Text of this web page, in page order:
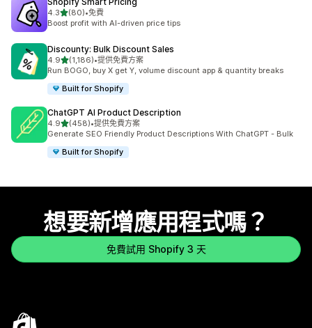
4.3滿分 5 顆星
(80)
共有 80 則評價
•免費
Boost profit with AI-driven price tips
Discounty: Bulk Discount Sales
4.9滿分 5 顆星
(1,186)
共有 1186 則評價
•提供免費方案
Run BOGO, buy X get Y, volume discount app & quantity breaks
Built for Shopify
ChatGPT AI Product Description
4.9滿分 5 顆星
(458)
共有 458 則評價
•提供免費方案
Generate SEO Friendly Product Descriptions With ChatGPT - Bulk
Built for Shopify
想要新增應用程式嗎？
免費試用 Shopify 3 天